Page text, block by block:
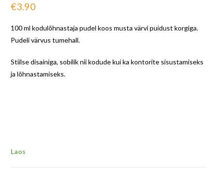
kliendi
põhjal
€3.90
100 ml kodulõhnastaja pudel koos musta värvi puidust korgiga.
Pudeli värvus tumehall.
Stiilse disainiga, sobilik nii kodude kui ka kontorite sisustamiseks
ja lõhnastamiseks.
Laos